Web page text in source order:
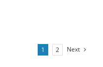
1 2 Next